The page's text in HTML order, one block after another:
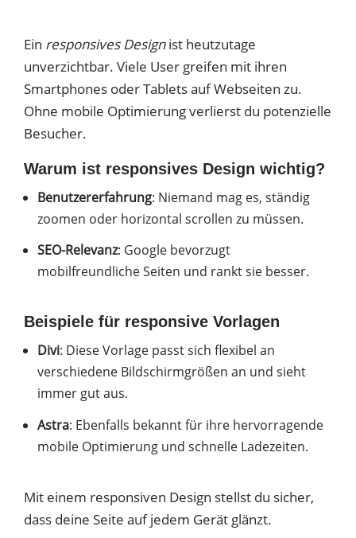
Ein responsives Designist heutzutage
unverzichtbar. Viele User greifen mit ihren
Smartphones oder Tablets auf Webseiten zu.
Ohne mobile Optimierung verlierst du potenzielle
Besucher.
Warum ist responsives Design wichtig?
Benutzererfahrung: Niemand mag es, ständig
zoomen oder horizontal scrollen zu müssen.
SEO-Relevanz: Google bevorzugt
mobilfreundliche Seiten und rankt sie besser.
Beispiele für responsive Vorlagen
Divi: Diese Vorlage passt sich flexibel an
verschiedene Bildschirmgrößen an und sieht
immer gut aus.
Astra: Ebenfalls bekannt für ihre hervorragende
mobile Optimierung und schnelle Ladezeiten.
Mit einem responsiven Design stellst du sicher,
dass deine Seite auf jedem Gerät glänzt.